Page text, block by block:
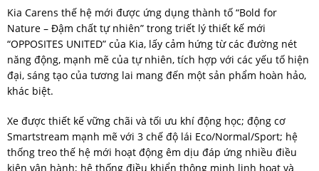
Kia Carens thế hệ mới được ứng dụng thành tố “Bold for
Nature – Đậm chất tự nhiên” trong triết lý thiết kế mới
“OPPOSITES UNITED” của Kia, lấy cảm hứng từ các đường nét
năng động, mạnh mẽ của tự nhiên, tích hợp với các yếu tố hiện
đại, sáng tạo của tương lai mang đến một sản phẩm hoàn hảo,
khác biệt.
Xe được thiết kế vững chãi và tối ưu khí động học; động cơ
Smartstream mạnh mẽ với 3 chế độ lái Eco/Normal/Sport; hệ
thống treo thế hệ mới hoạt động êm dịu đáp ứng nhiều điều
kiện vận hành; hệ thống điều khiển thông minh linh hoạt và